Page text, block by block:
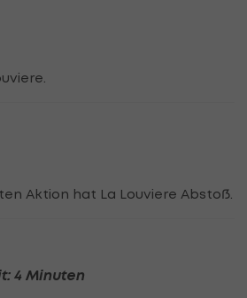
Aktion hat La Louviere Abstoß.
4 Minuten